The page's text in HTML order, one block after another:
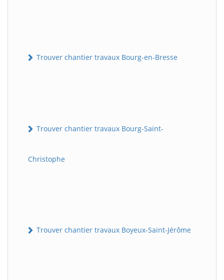
Trouver chantier travaux Bourg-en-Bresse
Trouver chantier travaux Bourg-Saint-
Christophe
Trouver chantier travaux Boyeux-Saint-Jérôme